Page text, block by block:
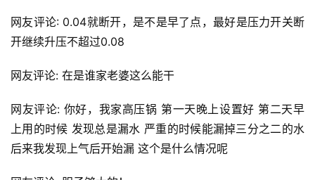
网友评论: 0.04就断开，是不是早了点，最好是压力开关断
开继续升压不超过0.08
网友评论: 在是谁家老婆这么能干
网友评论: 你好，我家高压锅 第一天晚上设置好 第二天早
上用的时候 发现总是漏水 严重的时候能漏掉三分之二的水
后来我发现上气后开始漏 这个是什么情况呢